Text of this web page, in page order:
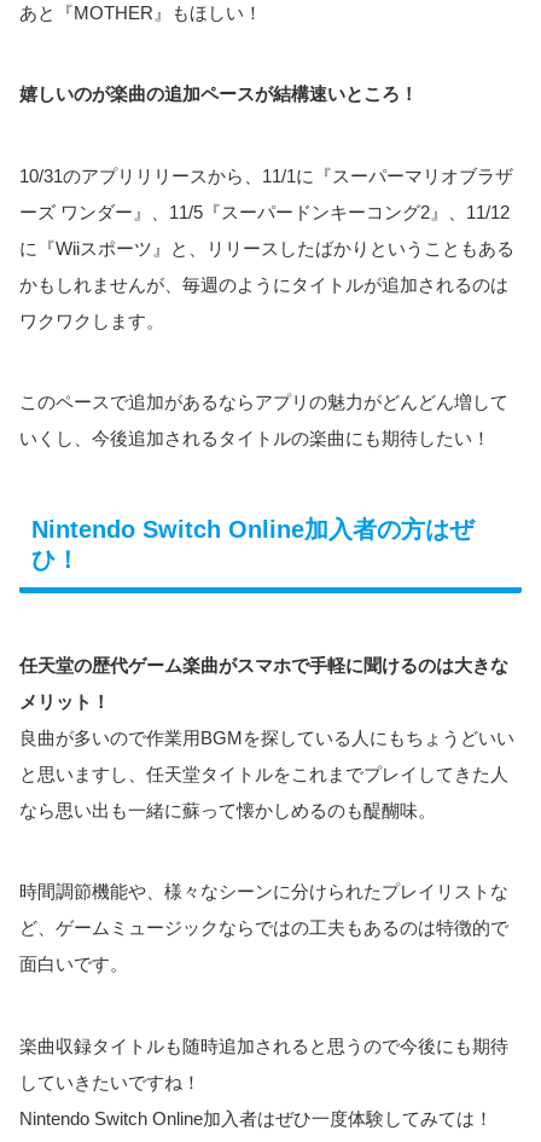
あと『MOTHER』もほしい！
嬉しいのが楽曲の追加ペースが結構速いところ！
10/31のアプリリリースから、11/1に『スーパーマリオブラザ
ーズ ワンダー』、11/5『スーパードンキーコング2』、11/12
に『Wiiスポーツ』と、リリースしたばかりということもある
かもしれませんが、毎週のようにタイトルが追加されるのは
ワクワクします。
このペースで追加があるならアプリの魅力がどんどん増して
いくし、今後追加されるタイトルの楽曲にも期待したい！
Nintendo Switch Online加入者の方はぜ
ひ！
任天堂の歴代ゲーム楽曲がスマホで手軽に聞けるのは大きな
メリット！
良曲が多いので作業用BGMを探している人にもちょうどいい
と思いますし、任天堂タイトルをこれまでプレイしてきた人
なら思い出も一緒に蘇って懐かしめるのも醍醐味。
時間調節機能や、様々なシーンに分けられたプレイリストな
ど、ゲームミュージックならではの工夫もあるのは特徴的で
面白いです。
楽曲収録タイトルも随時追加されると思うので今後にも期待
していきたいですね！
Nintendo Switch Online加入者はぜひ一度体験してみては！